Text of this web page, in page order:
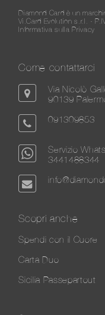
Diamond Card è un
Vi.Card Evolution s.r.l. -
Informativa sulla Privacy
Come contattarci
Via Nicolò
90139
091309853
Servizio
3441488344
Scopri anche
Spendi con il Cuore
Carta Duo
Sicilia Passepartout